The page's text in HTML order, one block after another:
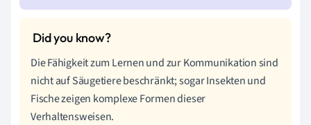
Die Fähigkeit zum Lernen und zur Kommunikation sind
nicht auf Säugetiere beschränkt; sogar Insekten und
Fische zeigen komplexe Formen dieser
Verhaltensweisen.